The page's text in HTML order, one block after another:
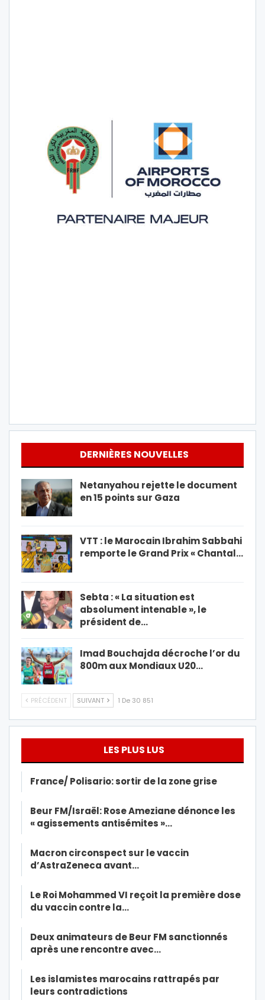
DERNIÈRES NOUVELLES
Netanyahou rejette le document
en 15 points sur Gaza
VTT : le Marocain Ibrahim Sabbahi
remporte le Grand Prix « Chantal…
Sebta : « La situation est
absolument intenable », le
président de…
Imad Bouchajda décroche l’or du
800m aux Mondiaux U20…
PRÉCÉDENT SUIVANT 1 De 30 851
LES PLUS LUS
France/ Polisario: sortir de la zone grise
Beur FM/Israël: Rose Ameziane dénonce les
« agissements antisémites »…
Macron circonspect sur le vaccin
d’AstraZeneca avant…
Le Roi Mohammed VI reçoit la première dose
du vaccin contre la…
Deux animateurs de Beur FM sanctionnés
après une rencontre avec…
Les islamistes marocains rattrapés par
leurs contradictions